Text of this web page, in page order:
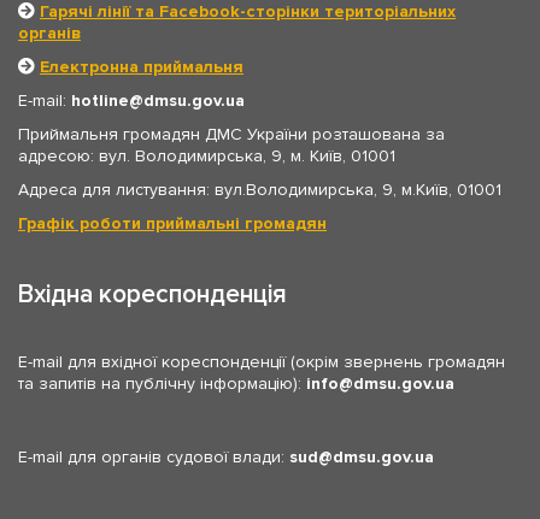
Гарячі лінії та Facebook-сторінки територіальних
органів
Електронна приймальня
E-mail: hotline
dmsu.gov.ua
Приймальня громадян ДМС України розташована за
адресою: вул. Володимирська, 9, м. Київ, 01001
Адреса для листування: вул.Володимирська, 9, м.Київ, 01001
Графік роботи приймальні громадян
Вхідна кореспонденція
E-mail для вхідної кореспонденції (окрім звернень громадян
та запитів на публічну інформацію): info dmsu.gov.ua
E-mail для органів судової влади: sud dmsu.gov.ua